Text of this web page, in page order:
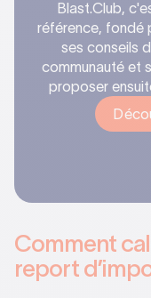
Blast.Club,
référence, fondé
ses conseils
communauté et
proposer
Comment
report